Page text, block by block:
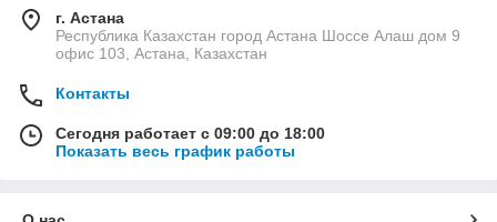
г. Астана
Республика Казахстан город Астана Шоссе Алаш дом 9
офис 103, Астана, Казахстан
Контакты
Сегодня работает с 09:00 до 18:00
Показать весь график работы